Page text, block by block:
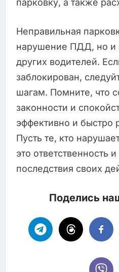
парковку, а также
Неправильная
нарушение ПДД, но и
других водителей.
заблокирован,
шагам. Помните, что
законности и
эффективно и быстро
Пусть те, кто
это ответственность
последствия своих
Поделись